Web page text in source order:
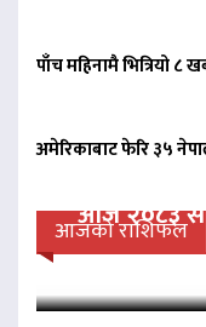
पाँच महिनामै भित्रियो ८
अमेरिकाबाट फेरि ३५
आजको राशिफल
आज २०८३